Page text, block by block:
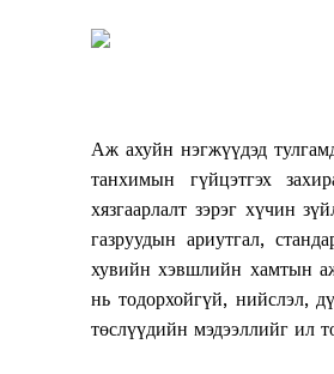
Аж ахуйн нэгжүүдэд
танхимын гүйцэтгэх
хязгаарлалт зэрэг хүчин
газруудын ариутгал,
хувийн хэвшлийн хамтын
нь тодорхойгүй, нийслэл,
төслүүдийн мэдээллийг ил